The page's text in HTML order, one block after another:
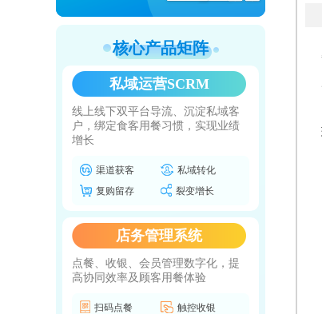
核心产品矩阵
私域运营SCRM
线上线下双平台导流、沉淀私域客
户，绑定食客用餐习惯，实现业绩
增长
渠道获客
私域转化
复购留存
裂变增长
店务管理系统
点餐、收银、会员管理数字化，提
高协同效率及顾客用餐体验
扫码点餐
触控收银